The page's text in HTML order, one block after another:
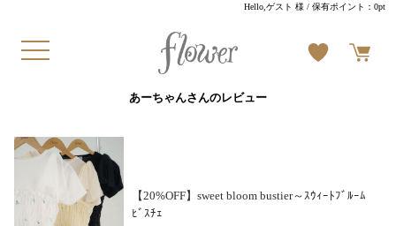
Hello,ゲスト 様 / 保有ポイント：0pt
あーちゃんさんのレビュー
【20%OFF】sweet bloom bustier～ｽｳｨｰﾄﾌﾞﾙｰﾑ
ﾋﾞｽﾁｪ